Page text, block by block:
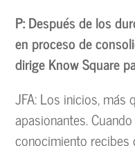
P: Después de los
en proceso de
dirige Know Square
JFA: Los inicios, más
apasionantes.
conocimiento